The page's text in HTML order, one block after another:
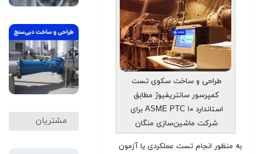
طراحی و ساخت سکوی تست
کمپرسور سانتریفیوژ مطابق
استاندارد ASME PTC ۱۰ برای
شرکت ماشین‌سازی منگان
به منظور انجام تست عملکردی یا آزمون
مشتریان